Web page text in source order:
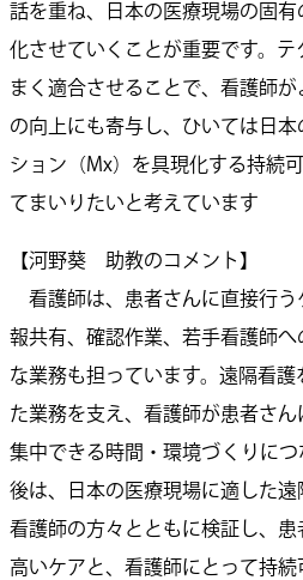
話を重ね、日本の医療現場の固
化させていくことが重要です。テ
まく適合させることで、看護師
の向上にも寄与し、ひいては日
ション（Mx）を具現化する持続
てまいりたいと考えています
【河野葵 助教のコメント】
看護師は、患者さんに直接行う
報共有、確認作業、若手看護師
な業務も担っています。遠隔看
た業務を支え、看護師が患者さ
集中できる時間・環境づくりに
後は、日本の医療現場に適した
看護師の方々とともに検証し、
高いケアと、看護師にとって持